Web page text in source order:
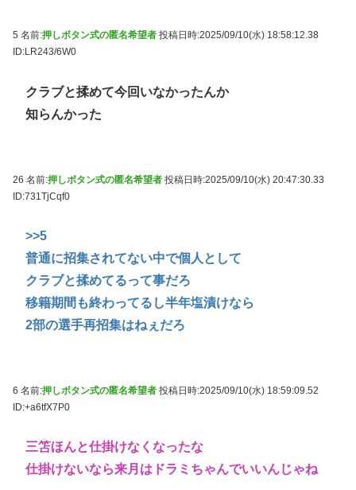
5 名前:押しボタン式の匿名希望者 投稿日時:2025/09/10(水) 18:58:12.38
ID:LR243/6W0
クラブと揉めて今回いなかったんか
知らんかった
26 名前:押しボタン式の匿名希望者 投稿日時:2025/09/10(水) 20:47:30.33
ID:731TjCqf0
>>5
普通に招集されてない中で個人として
クラブと揉めてるって事だろ
移籍期間も終わってるし半年塩漬けなら
2部の選手再招集はねぇだろ
6 名前:押しボタン式の匿名希望者 投稿日時:2025/09/10(水) 18:59:09.52
ID:+a6tfX7P0
三笘ほんと仕掛けなくなったな
仕掛けないなら来月はドラミちゃんでいいんじゃね